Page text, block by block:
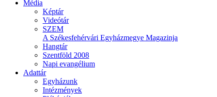
Média
Képtár
Videótár
SZEM
A Székesfehérvári Egyházmegye Magazinja
Hangtár
Szentföld 2008
Napi evangélium
Adattár
Egyházunk
Intézmények